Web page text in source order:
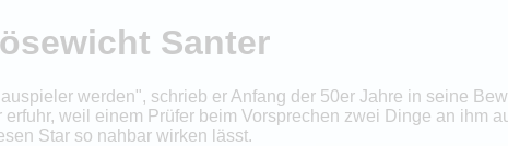
Santer
werden", schrieb er Anfang der 50er Jahre in seine
erfuhr, weil einem Prüfer beim Vorsprechen zwei Dinge an ihm
Star so nahbar wirken lässt.